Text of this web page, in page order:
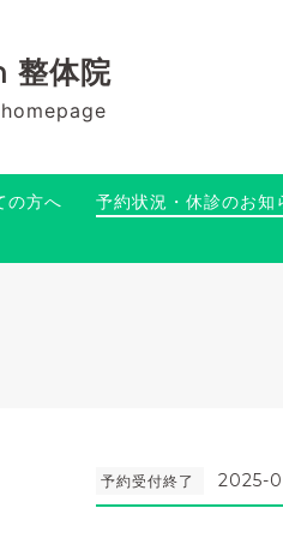
整体院
の方へ 予約状況・休診のお知
予約受付終了 2025-